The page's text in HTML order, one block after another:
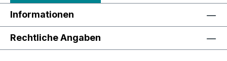
Informationen
Rechtliche Angaben